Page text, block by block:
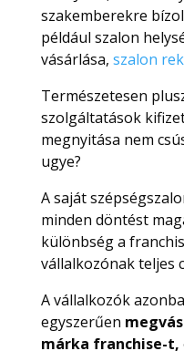
szakemberekre
például szalon
vásárlása, szalon
Természetesen
szolgáltatások
megnyitása nem
ugye?
A saját
minden döntést
különbség a
vállalkozónak teljes
A vállalkozók
egyszerűen
márka franchise-t,